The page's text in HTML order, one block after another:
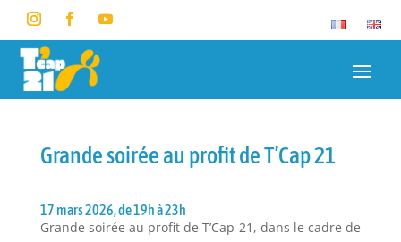
Grande soirée au profit de T’Cap 21
17 mars 2026, de 19h à 23h
Grande soirée au profit de T’Cap 21, dans le cadre de